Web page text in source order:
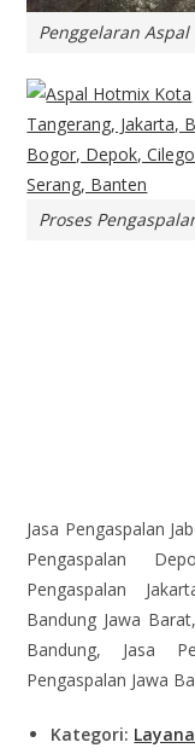
Penggelaran Aspal
Proses
Jasa Pengaspalan
Pengaspalan
Pengaspalan
Bandung Jawa
Bandung, Jasa
Pengaspalan Jawa
Kategori: